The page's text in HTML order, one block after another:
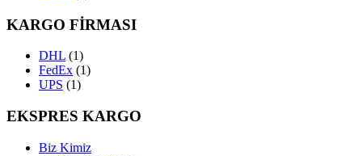
KARGO FİRMASI
DHL (1)
FedEx (1)
UPS (1)
EKSPRES KARGO
Biz Kimiz